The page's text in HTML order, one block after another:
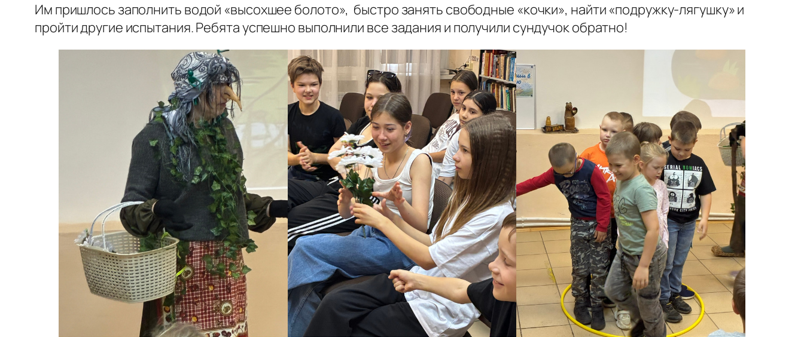
Им пришлось заполнить водой «высохшее болото», быстро занять свободные «кочки», найти «подружку-лягушку» и
пройти другие испытания. Ребята успешно выполнили все задания и получили сундучок обратно!